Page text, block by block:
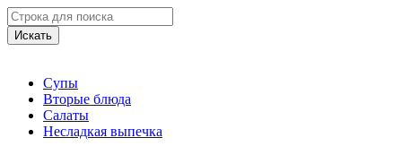
Искать
Супы
Вторые блюда
Салаты
Несладкая выпечка